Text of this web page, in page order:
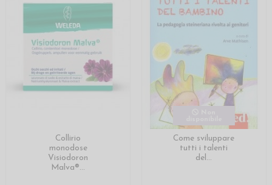
Collirio
monodose
Visiodoron
Malva®...
Come sviluppare
tutti i talenti
del...